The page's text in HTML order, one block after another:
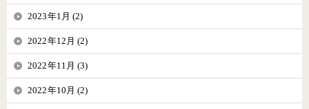
2023年1月 (2)
2022年12月 (2)
2022年11月 (3)
2022年10月 (2)